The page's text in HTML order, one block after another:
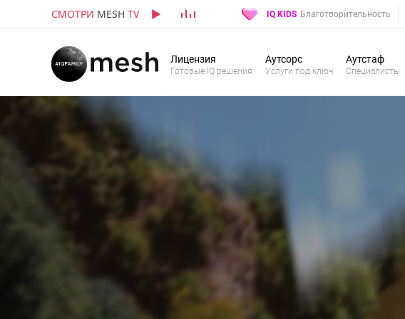
СМОТРИ MESH TV IQ KIDS Благотворительность
Лицензия
Готовые IQ решения
Аутсорс
Услуги под ключ
Аутстаф
Специалисты